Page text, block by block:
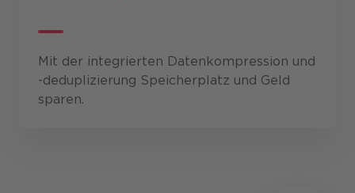
Mit der integrierten Datenkompression und
-deduplizierung Speicherplatz und Geld
sparen.